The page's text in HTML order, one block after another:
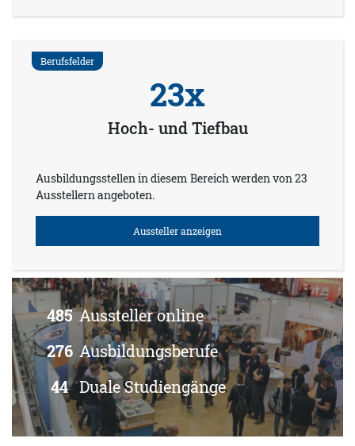
Berufsfelder
23x
Hoch- und Tiefbau
Ausbildungsstellen in diesem Bereich werden von 23
Ausstellern angeboten.
Aussteller anzeigen
485Aussteller online
276 Ausbildungsberufe
44 Duale Studiengänge